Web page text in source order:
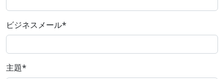
ビジネスメール*
主題*